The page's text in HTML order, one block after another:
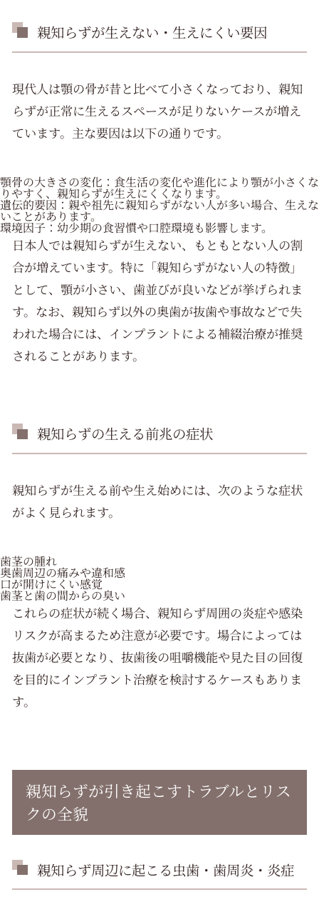
親知らずが生えない・生えにくい要因
現代人は顎の骨が昔と比べて小さくなっており、親知
らずが正常に生えるスペースが足りないケースが増え
ています。主な要因は以下の通りです。
顎骨の大きさの変化：食生活の変化や進化により顎が小さくな
りやすく、親知らずが生えにくくなります。
遺伝的要因：親や祖先に親知らずがない人が多い場合、生えな
いことがあります。
環境因子：幼少期の食習慣や口腔環境も影響します。
日本人では親知らずが生えない、もともとない人の割
合が増えています。特に「親知らずがない人の特徴」
として、顎が小さい、歯並びが良いなどが挙げられま
す。なお、親知らず以外の奥歯が抜歯や事故などで失
われた場合には、インプラントによる補綴治療が推奨
されることがあります。
親知らずの生える前兆の症状
親知らずが生える前や生え始めには、次のような症状
がよく見られます。
歯茎の腫れ
奥歯周辺の痛みや違和感
口が開けにくい感覚
歯茎と歯の間からの臭い
これらの症状が続く場合、親知らず周囲の炎症や感染
リスクが高まるため注意が必要です。場合によっては
抜歯が必要となり、抜歯後の咀嚼機能や見た目の回復
を目的にインプラント治療を検討するケースもありま
す。
親知らずが引き起こすトラブルとリス
クの全貌
親知らず周辺に起こる虫歯・歯周炎・炎症